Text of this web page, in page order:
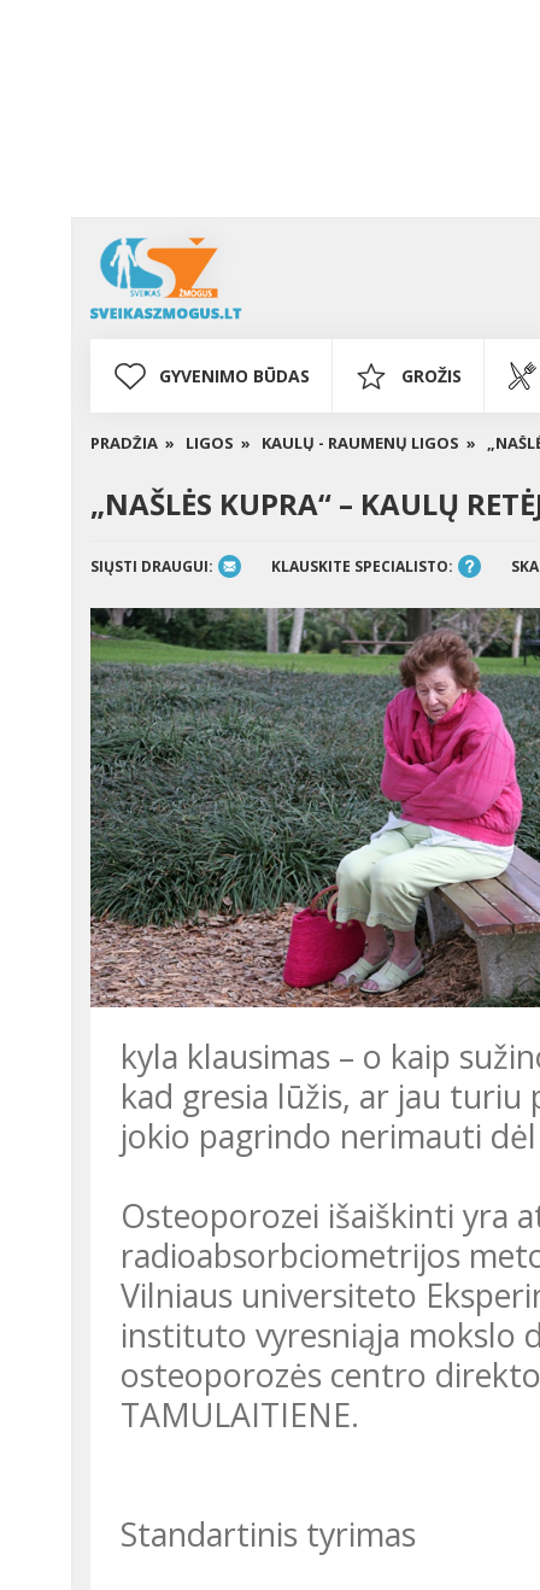
GYVENIMO BŪDAS GROŽIS
PRADŽIA » LIGOS » KAULŲ - RAUMENŲ LIGOS »
„NAŠLĖS KUPRA“ – KAULŲ
SIŲSTI DRAUGUI: KLAUSKITE SPECIALISTO:
kyla klausimas – o kaip
kad gresia lūžis, ar jau
jokio pagrindo nerimauti
Osteoporozei išaiškinti yra atliekamas DEXA tyrimas (dvisrautės
radioabsorbciometrijos
Vilniaus universiteto
instituto vyresniąja mokslo
osteoporozės centro
TAMULAITIENE.
Standartinis tyrimas